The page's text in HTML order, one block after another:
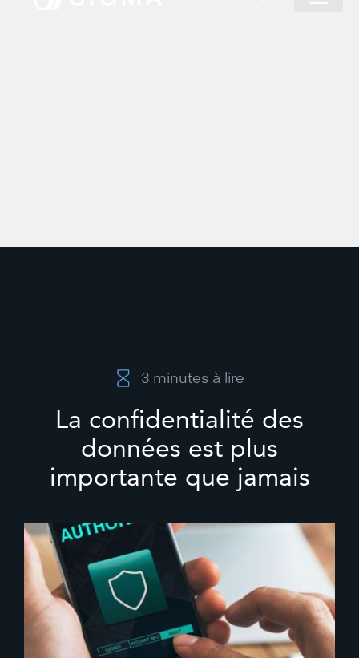
3 minutes à lire
La confidentialité des
données est plus
importante que jamais